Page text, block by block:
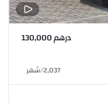
درهم 130,000
2,037
/شهر